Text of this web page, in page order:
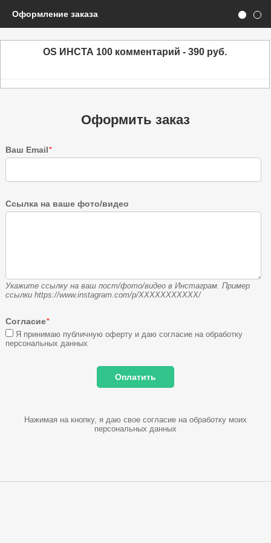
Оформление заказа
Оформить заказ
Ваш Email*
Ссылка на ваше фото/видео
Укажите ссылку на ваш пост/фото/видео в Инстаграм. Пример
ссылки https://www.instagram.com/p/XXXXXXXXXXX/
Согласие*
Я принимаю публичную оферту и даю согласие на обработку
персональных данных
Нажимая на кнопку, я даю свое согласие на обработку моих
персональных данных
OS ИНСТА 100 комментарий - 390 руб.